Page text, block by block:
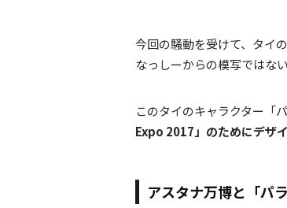
今回の騒動を受けて、タイ
なっしーからの模写ではな
このタイのキャラクター「
Expo 2017」のためにデザ
アスタナ万博と「パ